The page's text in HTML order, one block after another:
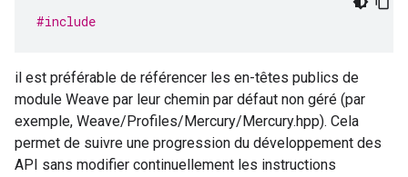
#include
il est préférable de référencer les en-têtes publics de
module Weave par leur chemin par défaut non géré (par
exemple, Weave/Profiles/Mercury/Mercury.hpp). Cela
permet de suivre une progression du développement des
API sans modifier continuellement les instructions